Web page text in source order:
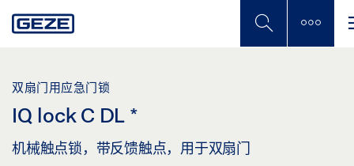
to
双扇门用应急门锁
IQ lock C DL *
机械触点锁，带反馈触点，用于双扇门